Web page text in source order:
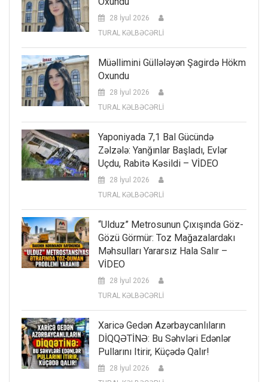
28 İyul 2026
TURAL KƏLBƏCƏRLİ
Müəllimini Güllələyən Şagirdə Hökm
Oxundu
28 İyul 2026
TURAL KƏLBƏCƏRLİ
Yaponiyada 7,1 Bal Gücündə
Zəlzələ: Yanğınlar Başladı, Evlər
Uçdu, Rabitə Kəsildi – VİDEO
28 İyul 2026
TURAL KƏLBƏCƏRLİ
“Ulduz” Metrosunun Çıxışında Göz-
Gözü Görmür: Toz Mağazalardakı
Məhsulları Yararsız Hala Salır –
VİDEO
28 İyul 2026
TURAL KƏLBƏCƏRLİ
Xaricə Gedən Azərbaycanlıların
DİQQƏTİNƏ: Bu Səhvləri Edənlər
Pullarını Itirir, Küçədə Qalır!
28 İyul 2026